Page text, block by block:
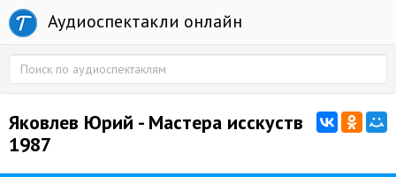
Аудиоспектакли онлайн
Яковлев Юрий - Мастера исскуств
1987